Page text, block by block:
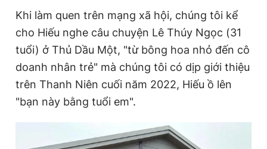
Đọc Thanh Niên trên điện thoại
Theo dõi báo trên
0908 780 404
Khi làm quen trên mạng xã hội, chúng tôi kể
cho Hiếu nghe câu chuyện Lê Thúy Ngọc (31
tuổi) ở Thủ Dầu Một, "từ bông hoa nhỏ đến cô
doanh nhân trẻ" mà chúng tôi có dịp giới thiệu
trên Thanh Niên cuối năm 2022, Hiếu ồ lên
"bạn này bằng tuổi em".